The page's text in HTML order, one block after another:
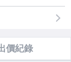
價紀錄